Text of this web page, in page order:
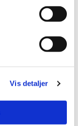
Vis detaljer